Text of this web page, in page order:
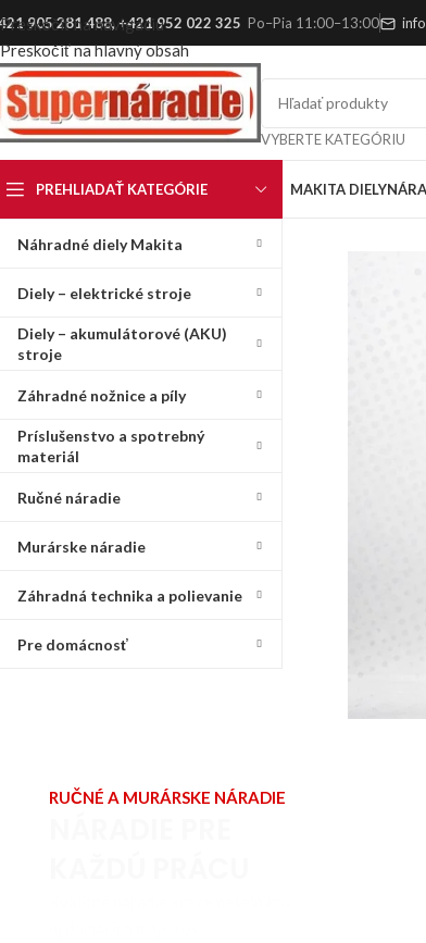
Preskočiť na navigáciu
Preskočiť na hlavný obsah
905 281 488,+421 952 022 325 Po–Pia 11:00–13:00
VYBERTE KATEGÓRIU
PREHLIADAŤ KATEGÓRIE
Náhradné diely Makita
Diely – elektrické stroje
Diely – akumulátorové (AKU)
stroje
Záhradné nožnice a píly
Príslušenstvo a spotrebný
materiál
Ručné náradie
Murárske náradie
Záhradná technika a polievanie
Pre domácnosť
MAKITA DIELY
RUČNÉ A MURÁRSKE NÁRADIE